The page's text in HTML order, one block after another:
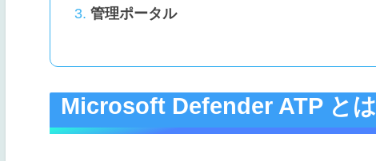
管理ポータル
Microsoft Defender ATP とは